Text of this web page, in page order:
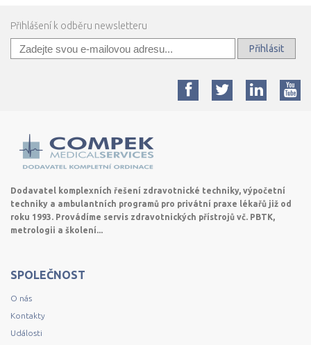
Přihlášení k odběru newsletteru
Přihlásit
Dodavatel komplexních řešení zdravotnické techniky, výpočetní
techniky a ambulantních programů pro privátní praxe lékařů již od
roku 1993. Provádíme servis zdravotnických přístrojů vč. PBTK,
metrologii a školení...
SPOLEČNOST
O nás
Kontakty
Události